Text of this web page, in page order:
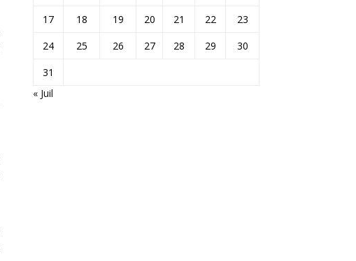
17
18 19 20 21 22
23
24
25 26 27 28 29
30
31
« Juil